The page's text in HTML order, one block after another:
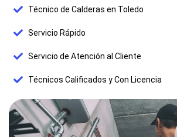
Técnico de Calderas en Toledo
Servicio Rápido
Servicio de Atención al Cliente
Técnicos Calificados y Con Licencia